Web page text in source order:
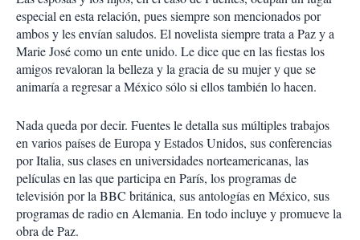
especial en esta relación, pues siempre son mencionados por
ambos y les envían saludos. El novelista siempre trata a Paz y a
Marie José como un ente unido. Le dice que en las fiestas los
amigos revaloran la belleza y la gracia de su mujer y que se
animaría a regresar a México sólo si ellos también lo hacen.
Nada queda por decir. Fuentes le detalla sus múltiples trabajos
en varios países de Europa y Estados Unidos, sus conferencias
por Italia, sus clases en universidades norteamericanas, las
películas en las que participa en París, los programas de
televisión por la BBC británica, sus antologías en México, sus
programas de radio en Alemania. En todo incluye y promueve la
obra de Paz.